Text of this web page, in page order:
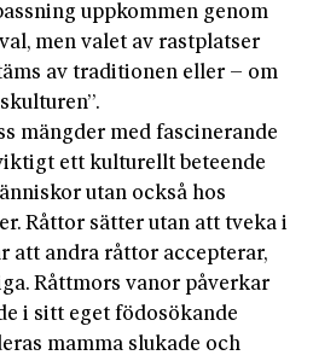
uppkommen genom
men valet av rastplatser
av traditionen eller – om
mängder med fascinerande
ett kulturellt beteende
utan också hos
Råttor sätter utan att tveka i
att andra råttor accepterar,
Råttmors vanor påverkar
i sitt eget födosökande
mamma slukade och